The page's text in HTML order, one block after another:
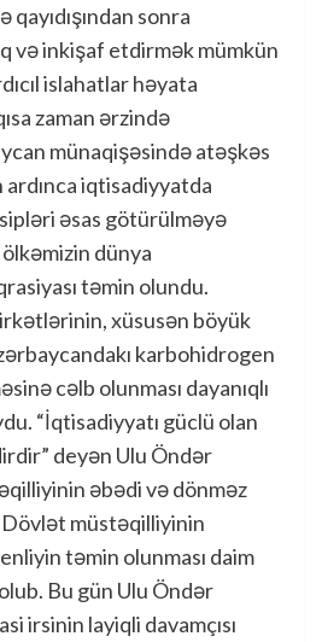
sonra
və inkişaf etdirmək mümkün
islahatlar həyata
zaman ərzində
münaqişəsində atəşkəs
iqtisadiyyatda
əsas götürülməyə
dünya
təmin olundu.
xüsusən böyük
karbohidrogen
cəlb olunması dayanıqlı
“İqtisadiyyatı güclü olan
deyən Ulu Öndər
əbədi və dönməz
müstəqilliyinin
təmin olunması daim
Bu gün Ulu Öndər
irsinin layiqli davamçısı